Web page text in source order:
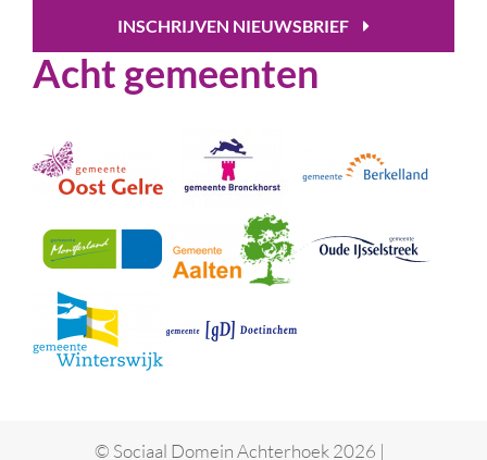
INSCHRIJVEN NIEUWSBRIEF
Acht gemeenten
© Sociaal Domein Achterhoek 2026 |